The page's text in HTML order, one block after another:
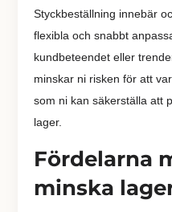
Styckbeställning innebär
flexibla och snabbt
kundbeteendet eller
minskar ni risken för att
som ni kan säkerställa att
lager.
Fördelarna
minska